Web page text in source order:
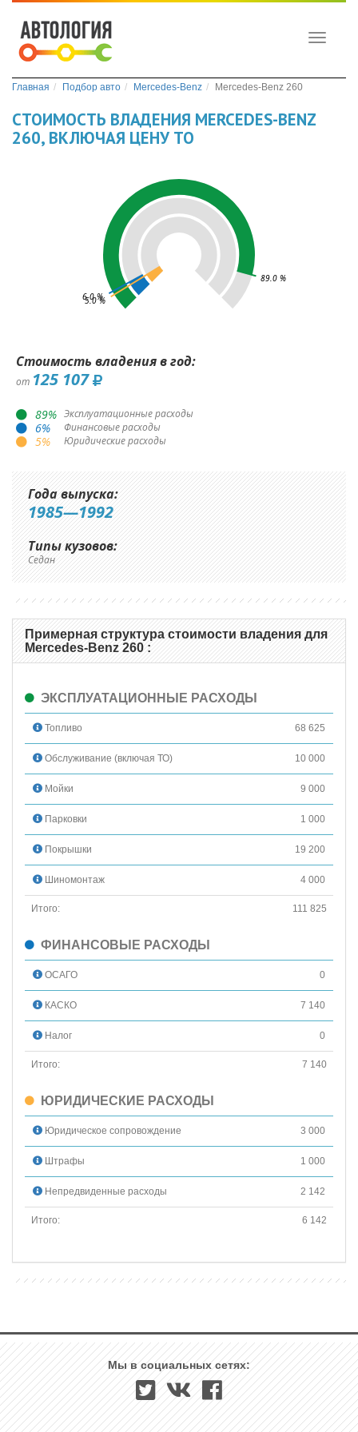
Toggle
Главная Подбор авто Mercedes-Benz Mercedes-Benz 260
СТОИМОСТЬ ВЛАДЕНИЯ MERCEDES-BENZ
260, ВКЛЮЧАЯ ЦЕНУ ТО
89.0 %
6.0 %
5.0 %
Стоимость владения в год:
от 125 107
89% Эксплуатационные расходы
6% Финансовые расходы
5% Юридические расходы
Года выпуска:
1985—1992
Типы кузовов:
Седан
Примерная структура стоимости владения для
Mercedes-Benz 260 :
ЭКСПЛУАТАЦИОННЫЕ РАСХОДЫ
Топливо 68 625
Обслуживание (включая ТО) 10 000
Мойки 9 000
Парковки 1 000
Покрышки 19 200
Шиномонтаж 4 000
Итого: 111 825
ФИНАНСОВЫЕ РАСХОДЫ
ОСАГО 0
КАСКО 7 140
Налог 0
Итого: 7 140
ЮРИДИЧЕСКИЕ РАСХОДЫ
Юридическое сопровождение 3 000
Штрафы 1 000
Непредвиденные расходы 2 142
Итого: 6 142
Мы в социальных сетях: